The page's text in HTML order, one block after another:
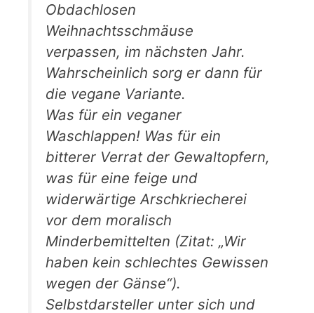
Obdachlosen
Weihnachtsschmäuse
verpassen, im nächsten Jahr.
Wahrscheinlich sorg er dann für
die vegane Variante.
Was für ein veganer
Waschlappen! Was für ein
bitterer Verrat der Gewaltopfern,
was für eine feige und
widerwärtige Arschkriecherei
vor dem moralisch
Minderbemittelten (Zitat: „Wir
haben kein schlechtes Gewissen
wegen der Gänse“).
Selbstdarsteller unter sich und